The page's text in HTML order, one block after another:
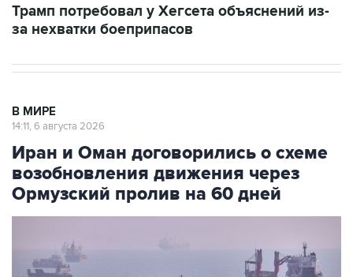
Трамп потребовал у Хегсета объяснений из-
за нехватки боеприпасов
В МИРЕ
14:11, 6 августа 2026
Иран и Оман договорились о схеме
возобновления движения через
Ормузский пролив на 60 дней